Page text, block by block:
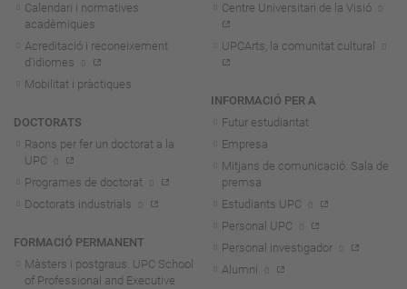
Calendari i normatives
acadèmiques
Acreditació i reconeixement
d'idiomes
Mobilitat i pràctiques
DOCTORATS
Raons per fer un doctorat a la
UPC
Programes de doctorat
Doctorats industrials
FORMACIÓ PERMANENT
Màsters i postgraus. UPC School
of Professional and Executive
Centre Universitari de la Visió
UPCArts, la comunitat cultural
INFORMACIÓ PER A
Futur estudiantat
Empresa
Mitjans de comunicació. Sala de
premsa
Estudiants UPC
Personal UPC
Personal investigador
Alumni